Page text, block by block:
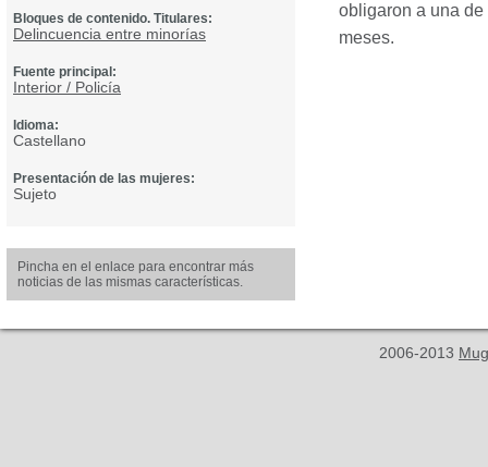
Bloques de contenido. Titulares:
Delincuencia entre minorías
Fuente principal:
Interior / Policía
Idioma:
Castellano
Presentación de las mujeres:
Sujeto
Pincha en el enlace para encontrar más
noticias de las mismas características.
obligaron a una
meses.
2006-2013